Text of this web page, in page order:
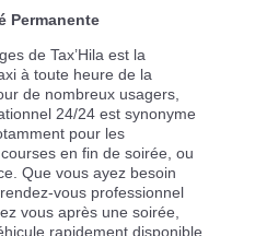
Permanente
de Tax’Hila est la
à toute heure de la
de nombreux usagers,
24/24 est synonyme
pour les
en fin de soirée, ou
Que vous ayez besoin
vous professionnel
vous après une soirée,
rapidement disponible